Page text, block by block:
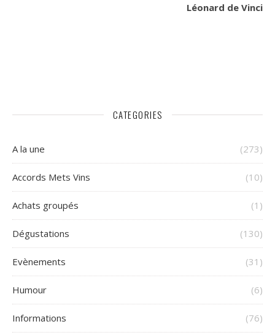
Léonard de Vinci
CATEGORIES
A la une (273)
Accords Mets Vins (10)
Achats groupés (1)
Dégustations (130)
Evènements (31)
Humour (6)
Informations (76)